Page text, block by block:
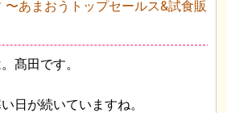
あまおうトップセールス&試食販
髙田です。
日が続いていますね。